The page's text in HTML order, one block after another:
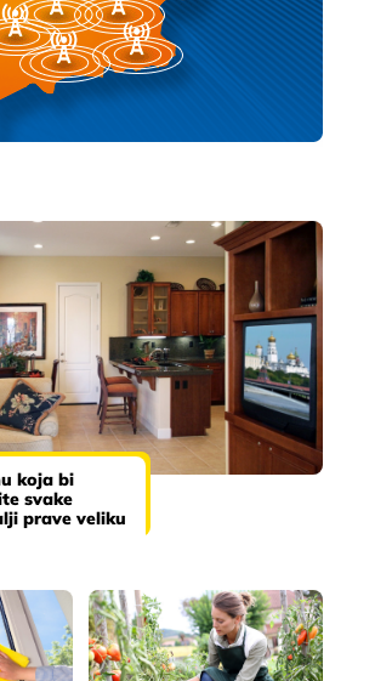
koja bi
svake
prave veliku